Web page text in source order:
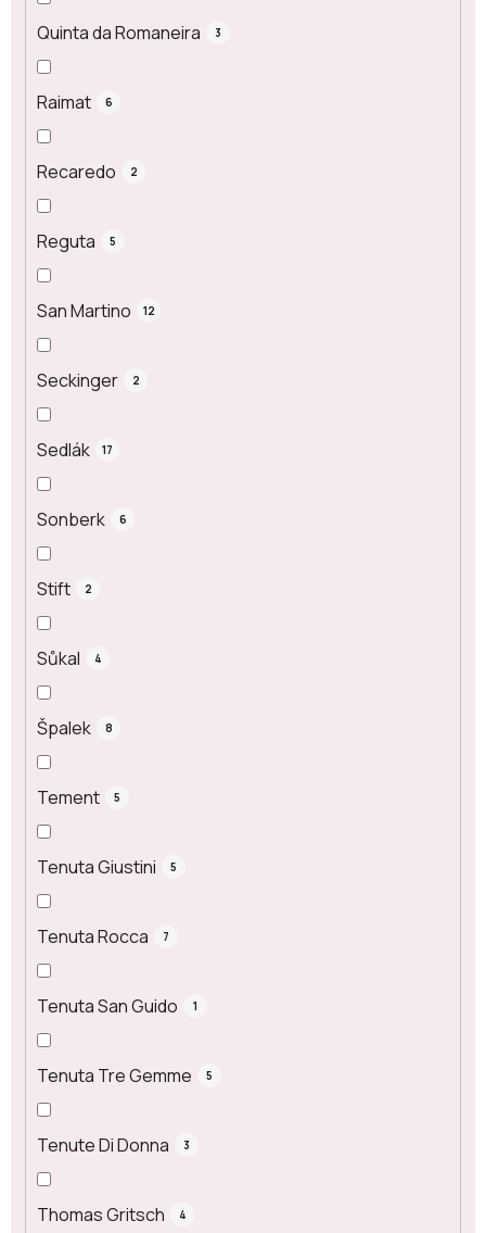
Quinta da Romaneira 3
Raimat 6
Recaredo 2
Reguta 5
San Martino 12
Seckinger 2
Sedlák 17
Sonberk 6
Stift 2
Sůkal 4
Špalek 8
Tement 5
Tenuta Giustini 5
Tenuta Rocca 7
Tenuta San Guido 1
Tenuta Tre Gemme 5
Tenute Di Donna 3
Thomas Gritsch 4